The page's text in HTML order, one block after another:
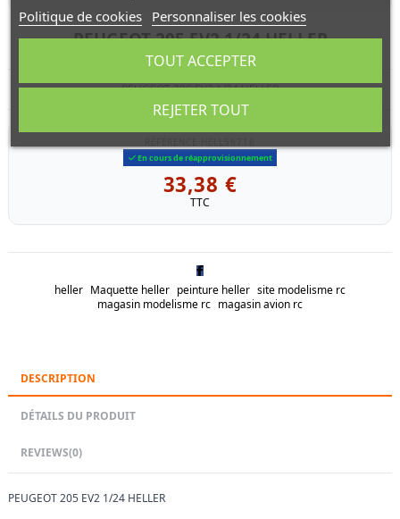
PEUGEOT 205 EV2 1/24 HELLER
PEUGEOT 205 EV2 1/24 HELLER
En cours de réapprovisionnement
33,38 €
TTC
heller Maquette heller peinture heller site modelisme rc
magasin modelisme rc magasin avion rc
DESCRIPTION
DÉTAILS DU PRODUIT
REVIEWS(0)
PEUGEOT 205 EV2 1/24 HELLER
Politique de cookies Personnaliser les cookies
REJETER TOUT
TOUT ACCEPTER